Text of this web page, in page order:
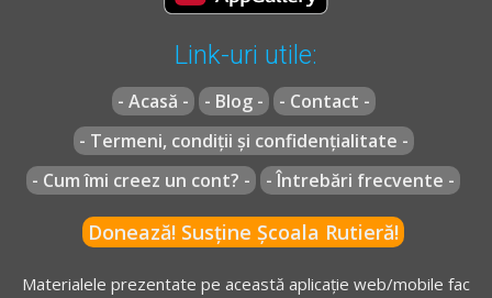
în locul în care se împiedică vizibilitatea asupra unui
indicator sau semnal luminos;
ORDONANŢĂ DE URGENŢĂ nr. 195 din 12 decembrie
actualizată(Codul rutier)
** Regulament =REGULAMENT de aplicare a OUG 195/2002
Link-uri utile:
- Acasă - - Blog -
- Contact -
- Termeni, condiții și confidențialitate -
- Cum îmi creez un cont? -
- Întrebări frecvente -
Donează! Susține Școala Rutieră!
Materialele prezentate pe această aplicație web/mobile fac